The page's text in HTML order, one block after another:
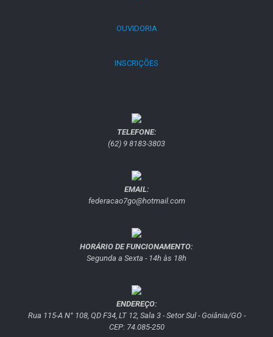
OUVIDORIA
INSCRIÇÕES
TELEFONE:
(62) 9 8183-3803
EMAIL:
federacao7go@hotmail.com
HORÁRIO DE FUNCIONAMENTO:
Segunda a Sexta - 14h às 18h
ENDEREÇO:
Rua 115-A N° 108, QD F34, LT 12, Sala 3 - Setor Sul - Goiânia/GO -
CEP: 74.085-250